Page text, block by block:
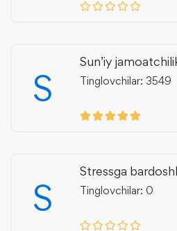
S
Sun’iy
manipulyatsiyasi
Tinglovchilar: 3549
S
Stressga
Tinglovchilar: 0